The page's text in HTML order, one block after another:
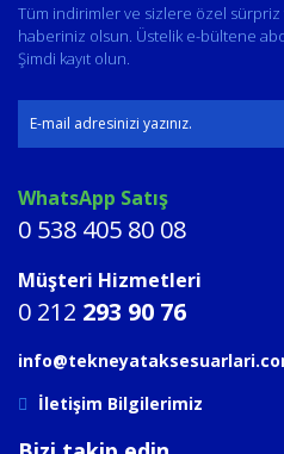
Tüm indirimler ve sizlere özel sürpriz
haberiniz olsun. Üstelik e-bültene
Şimdi kayıt olun.
WhatsApp Satış
0 538 405 80 08
Müşteri Hizmetleri
0 212 293 90 76
İletişim Bilgilerimiz